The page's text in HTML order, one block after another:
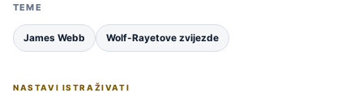
TEME
James Webb Wolf-Rayetove zvijezde
NASTAVI ISTRAŽIVATI